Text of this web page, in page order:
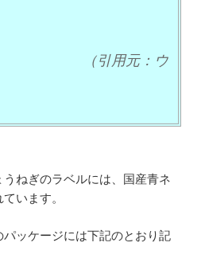
元：ウ
ねぎのラベルには、国産青ネ
います。
パッケージには下記のとおり記